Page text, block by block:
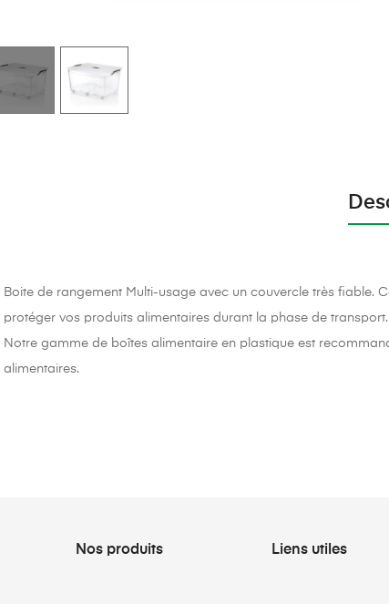
Boite de rangement Multi-usage avec un couvercle très fiable.
protéger vos produits alimentaires durant la phase de transport.
Notre gamme de boîtes alimentaire en plastique est
alimentaires.
Nos produits Liens utiles